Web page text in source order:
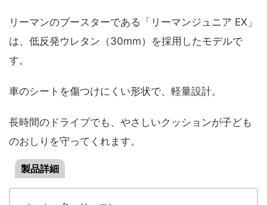
リーマンのブースターである「リーマンジュニア EX」
は、低反発ウレタン（30mm）を採用したモデルで
す。
車のシートを傷つけにくい形状で、軽量設計。
長時間のドライブでも、やさしいクッションが子ども
のおしりを守ってくれます。
製品詳細